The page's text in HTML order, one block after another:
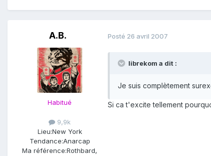
A.B.
Habitué
9,9k
Lieu:New York
Tendance:Anarcap
Ma référence:Rothbard,
Posté 26 avril 2007
librekom a dit :
Je suis complètement
Si ca t'excite tellement